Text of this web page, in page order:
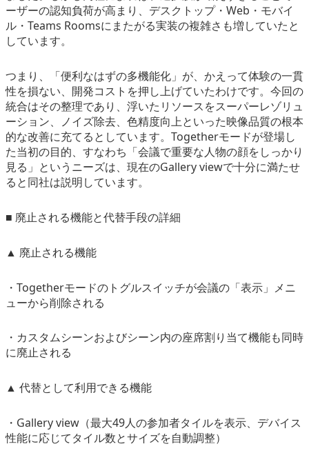
ーザーの認知負荷が高まり、デスクトップ・Web・モバイ
ル・Teams Roomsにまたがる実装の複雑さも増していたと
しています。
つまり、「便利なはずの多機能化」が、かえって体験の一貫
性を損ない、開発コストを押し上げていたわけです。今回の
統合はその整理であり、浮いたリソースをスーパーレゾリュ
ーション、ノイズ除去、色精度向上といった映像品質の根本
的な改善に充てるとしています。Togetherモードが登場し
た当初の目的、すなわち「会議で重要な人物の顔をしっかり
見る」というニーズは、現在のGallery viewで十分に満たせ
ると同社は説明しています。
■ 廃止される機能と代替手段の詳細
▲ 廃止される機能
・Togetherモードのトグルスイッチが会議の「表示」メニ
ューから削除される
・カスタムシーンおよびシーン内の座席割り当て機能も同時
に廃止される
▲ 代替として利用できる機能
・Gallery view（最大49人の参加者タイルを表示、デバイス
性能に応じてタイル数とサイズを自動調整）